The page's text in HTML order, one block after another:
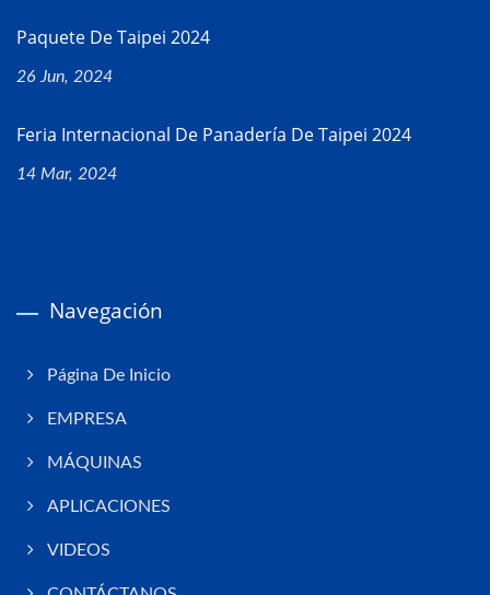
Paquete De Taipei 2024
26 Jun, 2024
Feria Internacional De Panadería De Taipei 2024
14 Mar, 2024
Navegación
Página De Inicio
EMPRESA
MÁQUINAS
APLICACIONES
VIDEOS